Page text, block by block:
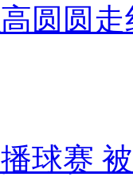
圆圆走
球赛